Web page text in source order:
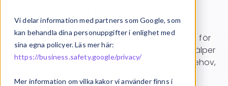
Vi delar information med partners som Google, som
kan behandla dina personuppgifter i enlighet med
sina egna policyer. Läs mer här:
https://business.safety.google/privacy/
Mer information om vilka kakor vi använder finns i
QlikView är en beprövad och kraftfull lösning för
analys och rapportering. Som Qlik-experter hjälper
vi dig få en lösning helt anpassad efter era behov,